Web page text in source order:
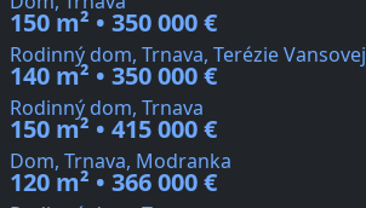
150 m² • 350 000 €
Rodinný dom, Trnava, Terézie Vansovej
140 m² • 350 000 €
Rodinný dom, Trnava
150 m² • 415 000 €
Dom, Trnava, Modranka
120 m² • 366 000 €